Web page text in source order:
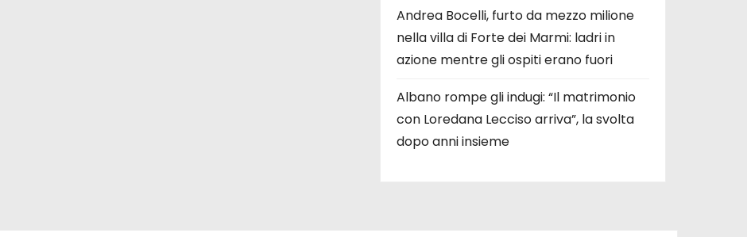
Andrea Bocelli, furto da mezzo milione
nella villa di Forte dei Marmi: ladri in
azione mentre gli ospiti erano fuori
Albano rompe gli indugi: “Il matrimonio
con Loredana Lecciso arriva”, la svolta
dopo anni insieme